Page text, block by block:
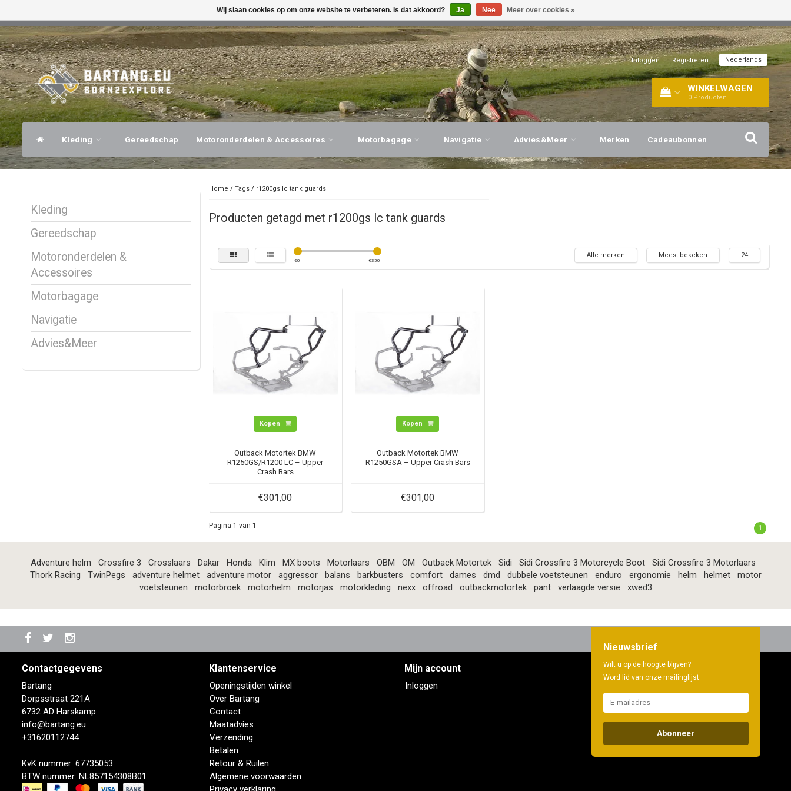
DESKUNDIG ADVIES, PERSOONLIJKE SERVICE! BEZOEK ONZE WINKEL!
Inloggen | Registreren Nederlands
WINKELWAGEN
0 Producten
Kleding Gereedschap Motoronderdelen & Accessoires Motorbagage Navigatie Advies&Meer Merken Cadeaubonnen
Kleding
Gereedschap
Motoronderdelen &
Accessoires
Motorbagage
Navigatie
Advies&Meer
Home / Tags/ r1200gs lc tank guards
Producten getagd met r1200gs lc tank guards
€0 €350
Alle merken Meest bekeken 24
Kopen
Outback Motortek BMW
R1250GS/R1200 LC – Upper
Crash Bars
€301,00
Kopen
Outback Motortek BMW
R1250GSA – Upper Crash Bars
€301,00
Pagina 1 van 1 1
Adventure helm Crossfire 3 Crosslaars Dakar Honda Klim MX boots Motorlaars OBM OM Outback Motortek Sidi Sidi Crossfire 3 Motorcycle Boot
Sidi Crossfire 3 Motorlaars
Thork Racing
TwinPegs adventure helmet adventure motor aggressor balans barkbusters comfort dames dmd dubbele voetsteunen enduro ergonomie helm helmet
motor
voetsteunen
motorbroek motorhelm motorjas motorkleding nexx offroad outbackmotortek pant verlaagde versie xwed3
Contactgegevens
Bartang
Dorpsstraat 221A
6732 AD Harskamp
info@bartang.eu
+31620112744
KvK nummer: 67735053
BTW nummer: NL857154308B01
Klantenservice
Openingstijden winkel
Over Bartang
Contact
Maatadvies
Verzending
Betalen
Retour & Ruilen
Algemene voorwaarden
Mijn account
Inloggen
Nieuwsbrief
Wilt u op de hoogte blijven?
Word lid van onze mailinglijst:
Abonneer
Wij slaan cookies op om onze website te verbeteren. Is dat akkoord? Ja Nee Meer over cookies »